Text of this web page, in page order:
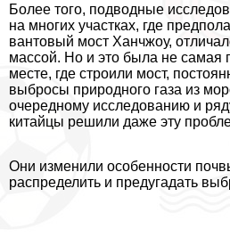
Более того, подводные
на многих участках, где
вантовый мост Ханчжоу,
массой. Но и это была не самая
месте, где строили мост,
выбросы природного газа из
очередному исследованию и
китайцы решили даже эту
Они изменили особенности
распределить и предугадать